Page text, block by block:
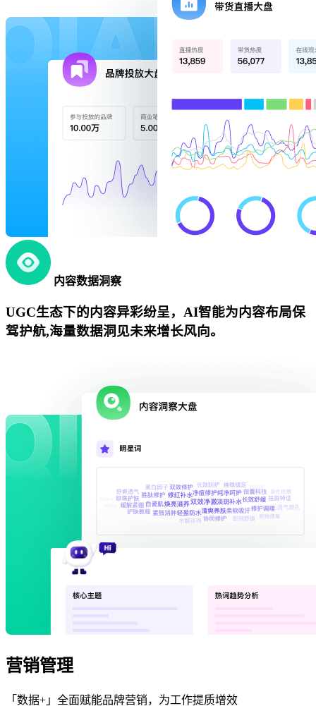
内容数据洞察
UGC生态下的内容异彩纷呈，AI智能为内容布局保
驾护航,海量数据洞见未来增长风向。
营销管理
「数据+」全面赋能品牌营销，为工作提质增效